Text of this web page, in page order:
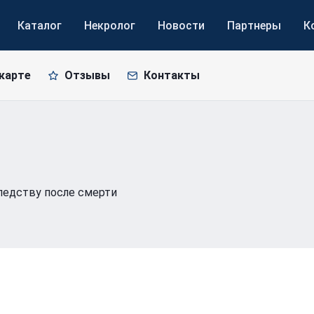
Каталог Некролог Новости Партнеры
Отзывы Контакты
после смерти